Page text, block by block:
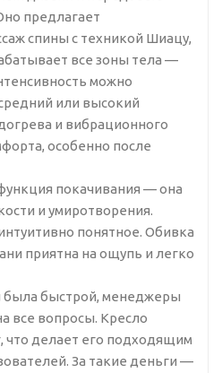
предлагает
спины с техникой Шиацу,
все зоны тела —
можно
или высокий
и вибрационного
особенно после
покачивания — она
и умиротворения.
понятное. Обивка
приятна на ощупь и легко
была быстрой, менеджеры
все вопросы. Кресло
что делает его подходящим
За такие деньги —